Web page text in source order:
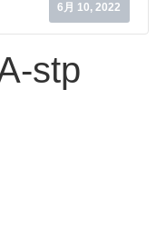
6月 10, 2022
stp